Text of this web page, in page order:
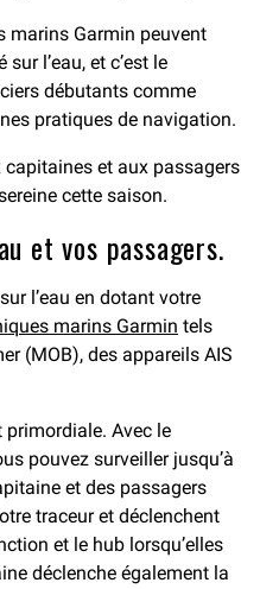
marins Garmin peuvent
l’eau, et c’est le
débutants comme
pratiques de navigation.
et aux passagers
cette saison.
et vos passagers.
l’eau en dotant votre
marins Garmin tels
(MOB), des appareils AIS
primordiale. Avec le
pouvez surveiller jusqu’à
et des passagers
traceur et déclenchent
et le hub lorsqu’elles
déclenche également la